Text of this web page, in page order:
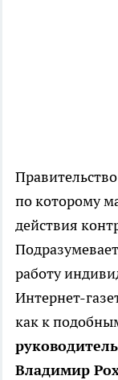
по которому
действия
работу
Интернет-
как к
Владимир